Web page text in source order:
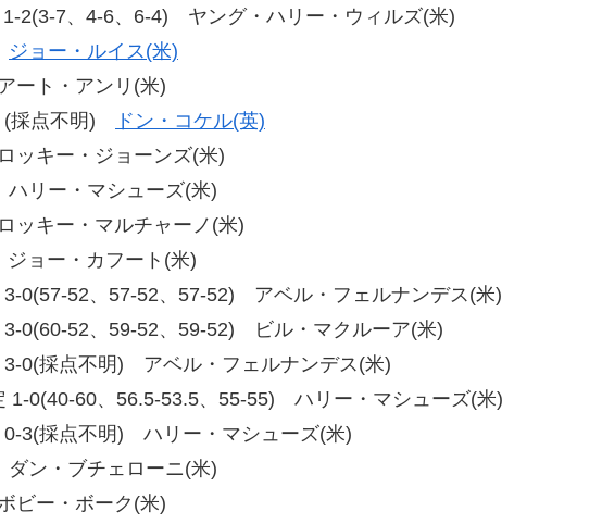
2(3-7、4-6、6-4) ヤング・ハリー・ウィルズ(米)
ジョー・ルイス(米)
ト・アンリ(米)
(採点不明)
ドン・コケル(英)
キー・ジョーンズ(米)
リー・マシューズ(米)
キー・マルチャーノ(米)
ョー・カフート(米)
0(57-52、57-52、57-52) アベル・フェルナンデス(米)
0(60-52、59-52、59-52) ビル・マクルーア(米)
0(採点不明) アベル・フェルナンデス(米)
0(40-60、56.5-53.5、55-55) ハリー・マシューズ(米)
3(採点不明) ハリー・マシューズ(米)
ン・ブチェローニ(米)
ー・ボーク(米)